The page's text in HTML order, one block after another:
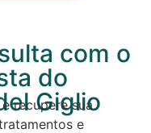
com o
do
Giglio
recupere sua
e